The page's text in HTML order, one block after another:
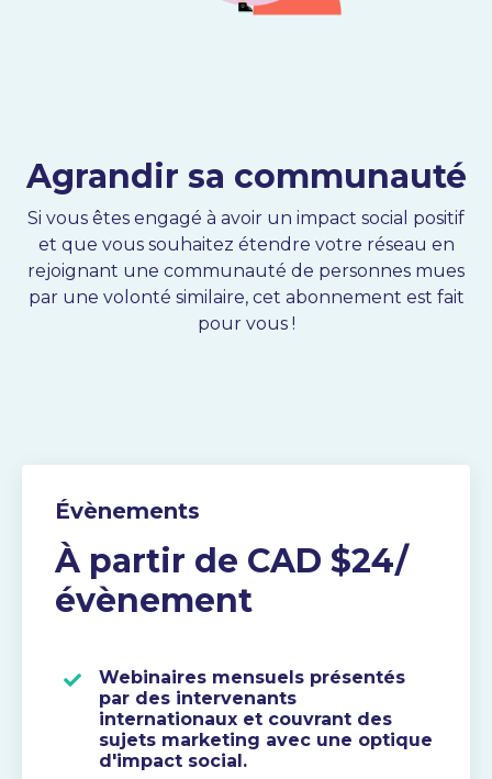
Agrandir sa communauté
Si vous êtes engagé à avoir un impact social positif
et que vous souhaitez étendre votre réseau en
rejoignant une communauté de personnes mues
par une volonté similaire, cet abonnement est fait
pour vous !
Évènements
À partir de CAD $24/
évènement
Webinaires mensuels présentés
par des intervenants
internationaux et couvrant des
sujets marketing avec une optique
d'impact social.